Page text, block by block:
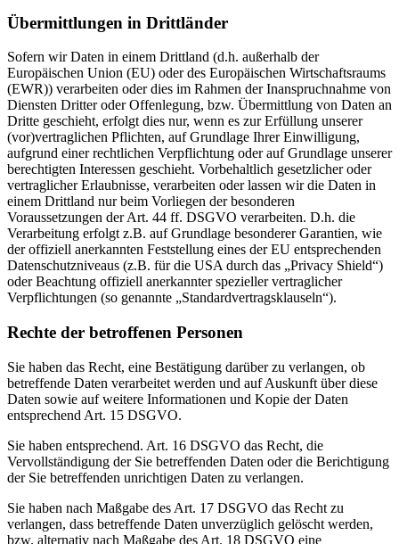
Übermittlungen in Drittländer
Sofern wir Daten in einem Drittland (d.h. außerhalb der
Europäischen Union (EU) oder des Europäischen Wirtschaftsraums
(EWR)) verarbeiten oder dies im Rahmen der Inanspruchnahme von
Diensten Dritter oder Offenlegung, bzw. Übermittlung von Daten an
Dritte geschieht, erfolgt dies nur, wenn es zur Erfüllung unserer
(vor)vertraglichen Pflichten, auf Grundlage Ihrer Einwilligung,
aufgrund einer rechtlichen Verpflichtung oder auf Grundlage unserer
berechtigten Interessen geschieht. Vorbehaltlich gesetzlicher oder
vertraglicher Erlaubnisse, verarbeiten oder lassen wir die Daten in
einem Drittland nur beim Vorliegen der besonderen
Voraussetzungen der Art. 44 ff. DSGVO verarbeiten. D.h. die
Verarbeitung erfolgt z.B. auf Grundlage besonderer Garantien, wie
der offiziell anerkannten Feststellung eines der EU entsprechenden
Datenschutzniveaus (z.B. für die USA durch das „Privacy Shield“)
oder Beachtung offiziell anerkannter spezieller vertraglicher
Verpflichtungen (so genannte „Standardvertragsklauseln“).
Rechte der betroffenen Personen
Sie haben das Recht, eine Bestätigung darüber zu verlangen, ob
betreffende Daten verarbeitet werden und auf Auskunft über diese
Daten sowie auf weitere Informationen und Kopie der Daten
entsprechend Art. 15 DSGVO.
Sie haben entsprechend. Art. 16 DSGVO das Recht, die
Vervollständigung der Sie betreffenden Daten oder die Berichtigung
der Sie betreffenden unrichtigen Daten zu verlangen.
Sie haben nach Maßgabe des Art. 17 DSGVO das Recht zu
verlangen, dass betreffende Daten unverzüglich gelöscht werden,
bzw. alternativ nach Maßgabe des Art. 18 DSGVO eine